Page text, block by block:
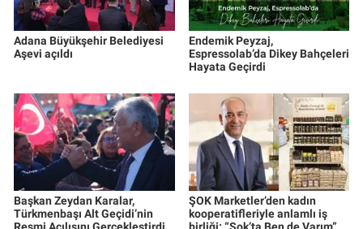
Adana Büyükşehir Belediyesi
Aşevi açıldı
Endemik Peyzaj,
Espressolab’da Dikey Bahçeleri
Hayata Geçirdi
Başkan Zeydan Karalar,
Türkmenbaşı Alt Geçidi’nin
Resmi Açılışını Gerçekleştirdi
ŞOK Marketler’den kadın
kooperatifleriyle anlamlı iş
birliği: “Şok’ta Ben de Varım”